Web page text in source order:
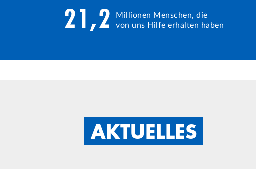
21,2
Millionen Menschen, die
von uns Hilfe erhalten haben
AKTUELLES